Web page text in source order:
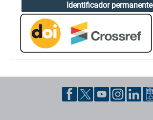
Identificador permanente